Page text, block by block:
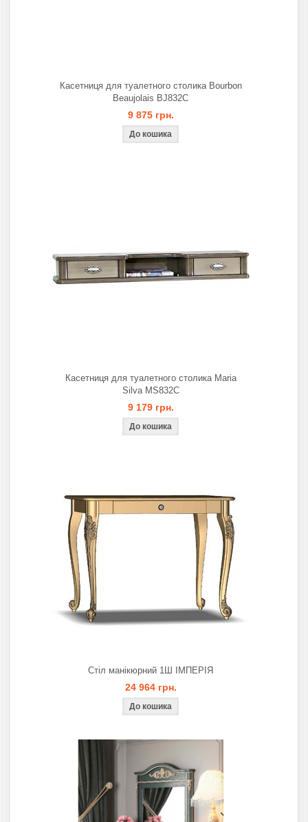
Касетниця для туалетного столика Bourbon
Beaujolais BJ832C
9 875 грн.
Касетниця для туалетного столика Maria
Silva MS832C
9 179 грн.
Стіл манікюрний 1Ш ІМПЕРІЯ
24 964 грн.